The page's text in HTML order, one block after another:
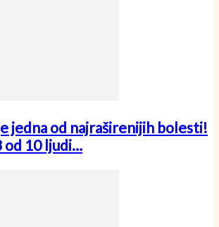
jedna od najraširenijih bolesti!
od 10 ljudi…